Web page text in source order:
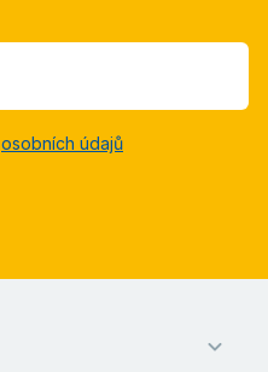
osobních údajů